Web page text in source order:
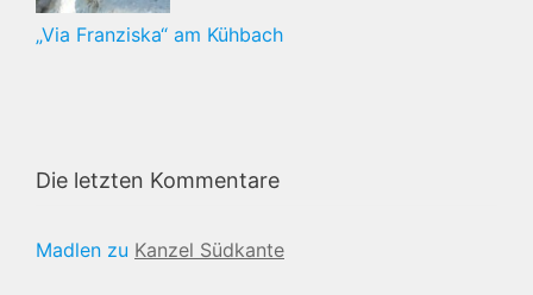
„Via Franziska“ am Kühbach
Die letzten Kommentare
Madlen zu Kanzel Südkante